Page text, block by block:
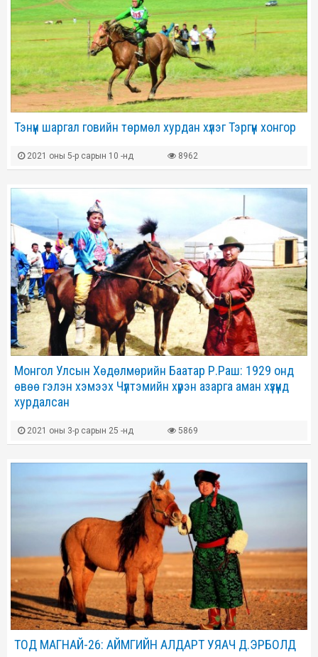
Тэнүүн шаргал говийн төрмөл хурдан хүлэг Тэргүүн хонгор
2021 оны 5-р сарын 10 -нд 8962
Монгол Улсын Хөдөлмөрийн Баатар Р.Раш: 1929 онд
өвөө гэлэн хэмээх Чүлтэмийн хүрэн азарга аман хүзүүнд
хурдалсан
2021 оны 3-р сарын 25 -нд 5869
ТОД МАГНАЙ-26: АЙМГИЙН АЛДАРТ УЯАЧ Д.ЭРБОЛД